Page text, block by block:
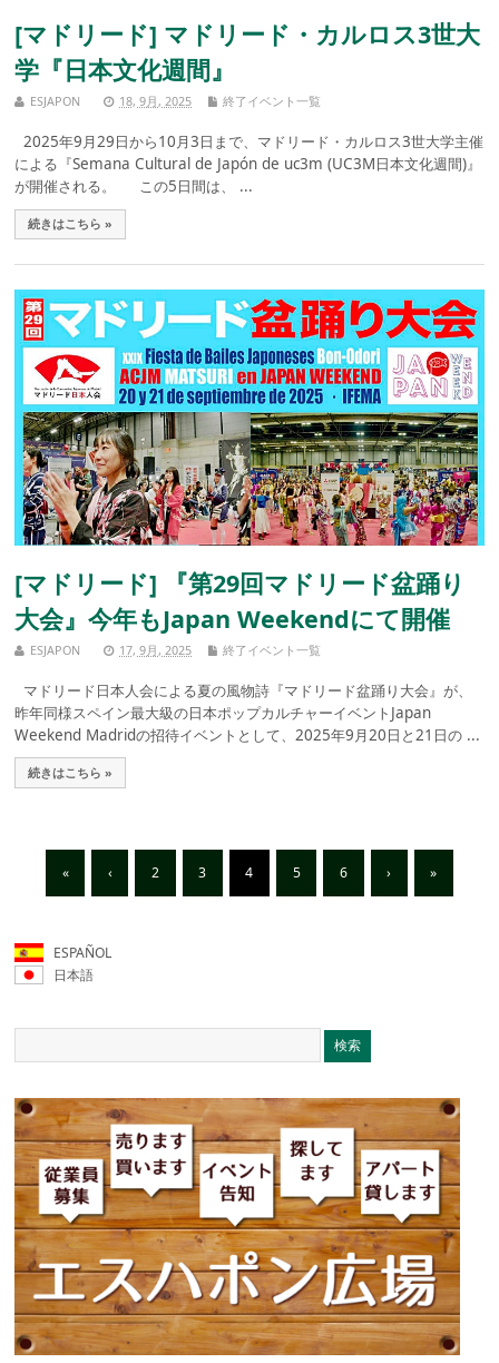
[マドリード] マドリード・カルロス3世大
学『日本文化週間』
ESJAPON 18, 9月, 2025 終了イベント一覧
2025年9月29日から10月3日まで、マドリード・カルロス3世大学主催
による『Semana Cultural de Japón de uc3m (UC3M日本文化週間)』
が開催される。 この5日間は、 ...
続きはこちら »
[マドリード] 『第29回マドリード盆踊り
大会』今年もJapan Weekendにて開催
ESJAPON 17, 9月, 2025 終了イベント一覧
マドリード日本人会による夏の風物詩『マドリード盆踊り大会』が、
昨年同様スペイン最大級の日本ポップカルチャーイベントJapan
Weekend Madridの招待イベントとして、2025年9月20日と21日の ...
続きはこちら »
« ‹ 2 3 4 5 6 › »
ESPAÑOL
日本語